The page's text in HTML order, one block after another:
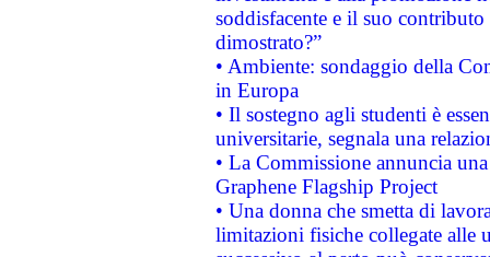
soddisfacente e il suo
dimostrato?”
• Ambiente: sondaggio della
in Europa
• Il sostegno agli studenti è
universitarie, segnala una
• La Commissione annuncia
Graphene Flagship Project
• Una donna che smetta di
limitazioni fisiche collegate alle